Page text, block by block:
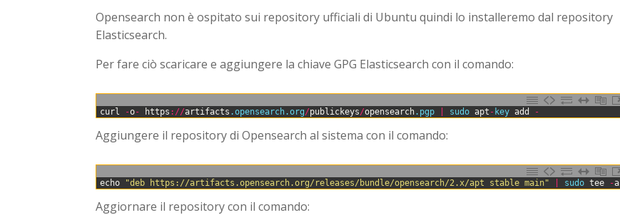
Opensearch non è ospitato sui repository ufficiali di Ubuntu quindi lo installeremo dal repository
Elasticsearch.
Per fare ciò scaricare e aggiungere la chiave GPG Elasticsearch con il comando:
curl -o- https : //artifacts .opensearch.org/publickeys/opensearch.pgp sudo apt - key add -
Aggiungere il repository di Opensearch al sistema con il comando:
echo "deb https://artifacts.opensearch.org/releases/bundle/opensearch/2.x/apt stable main" sudo tee -a
Aggiornare il repository con il comando: